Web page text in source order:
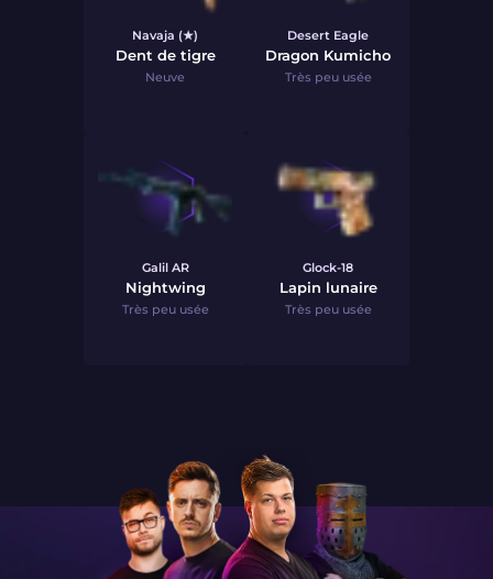
Navaja (★)
Dent de tigre
Neuve
Desert Eagle
Dragon Kumicho
Très peu usée
Galil AR
Nightwing
Très peu usée
Glock-18
Lapin lunaire
Très peu usée